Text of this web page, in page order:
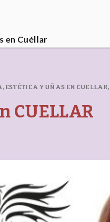
en Cuéllar
ESTÉTICA Y UÑAS EN CUELLAR,
CUELLAR